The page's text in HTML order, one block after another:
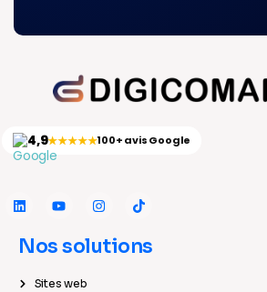
4,9★★★★★100+ avis Google
Nos solutions
Sites web